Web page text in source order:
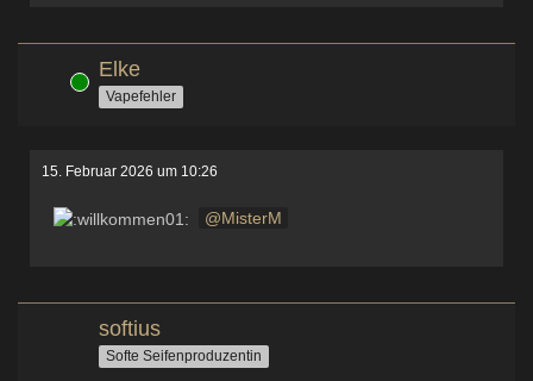
Online Elke
Vapefehler
15. Februar 2026 um 10:26
MisterM
softius
Softe Seifenproduzentin